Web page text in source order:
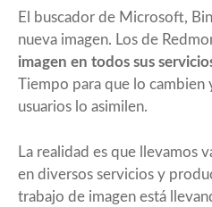
El buscador de Microsoft,
nueva imagen. Los de
imagen en todos sus
Tiempo para que lo cambien
usuarios lo asimilen.
La realidad es que llevamos
en diversos servicios y
trabajo de imagen está